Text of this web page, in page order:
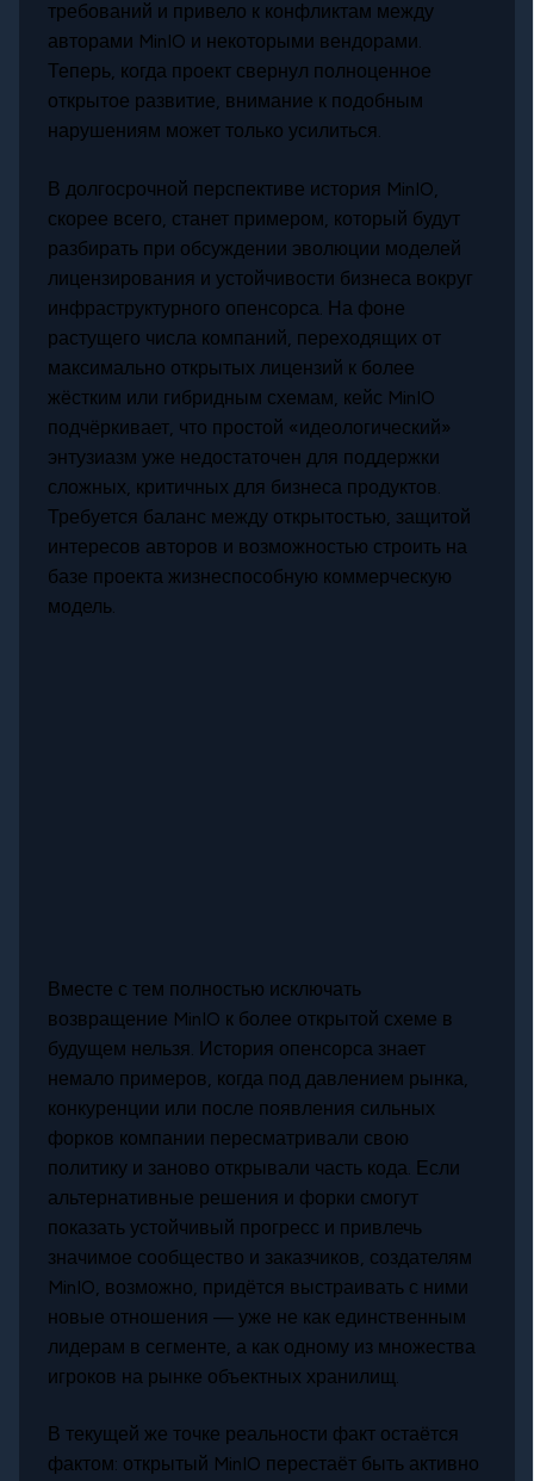
требований и привело к конфликтам между
авторами MinIO и некоторыми вендорами.
Теперь, когда проект свернул полноценное
открытое развитие, внимание к подобным
нарушениям может только усилиться.
В долгосрочной перспективе история MinIO,
скорее всего, станет примером, который будут
разбирать при обсуждении эволюции моделей
лицензирования и устойчивости бизнеса вокруг
инфраструктурного опенсорса. На фоне
растущего числа компаний, переходящих от
максимально открытых лицензий к более
жёстким или гибридным схемам, кейс MinIO
подчёркивает, что простой «идеологический»
энтузиазм уже недостаточен для поддержки
сложных, критичных для бизнеса продуктов.
Требуется баланс между открытостью, защитой
интересов авторов и возможностью строить на
базе проекта жизнеспособную коммерческую
модель.
Вместе с тем полностью исключать
возвращение MinIO к более открытой схеме в
будущем нельзя. История опенсорса знает
немало примеров, когда под давлением рынка,
конкуренции или после появления сильных
форков компании пересматривали свою
политику и заново открывали часть кода. Если
альтернативные решения и форки смогут
показать устойчивый прогресс и привлечь
значимое сообщество и заказчиков, создателям
MinIO, возможно, придётся выстраивать с ними
новые отношения — уже не как единственным
лидерам в сегменте, а как одному из множества
игроков на рынке объектных хранилищ.
В текущей же точке реальности факт остаётся
фактом: открытый MinIO перестаёт быть активно